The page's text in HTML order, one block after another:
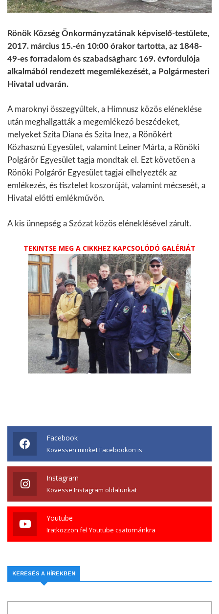
Rönök Község Önkormányzatának képviselő-testülete,
2017. március 15.-én 10:00 órakor tartotta, az 1848-
49-es forradalom és szabadságharc 169. évfordulója
alkalmából rendezett megemlékezését, a Polgármesteri
Hivatal udvarán.
A maroknyi összegyűltek, a Himnusz közös eléneklése
után meghallgatták a megemlékező beszédeket,
melyeket Szita Diana és Szita Inez, a Rönökért
Közhasznú Egyesület, valamint Leiner Márta, a Rönöki
Polgárőr Egyesület tagja mondtak el. Ezt követően a
Rönöki Polgárőr Egyesület tagjai elhelyezték az
emlékezés, és tisztelet koszorúját, valamint mécsesét, a
Hivatal előtti emlékművön.
A kis ünnepség a Szózat közös eléneklésével zárult.
TEKINTSE MEG A CIKKHEZ KAPCSOLÓDÓ GALÉRIÁT
Facebook
Kövessen minket Facebookon is
Instagram
Kövesse Instagram oldalunkat
Youtube
Iratkozzon fel Youtube csatornánkra
KERESÉS A HÍREKBEN